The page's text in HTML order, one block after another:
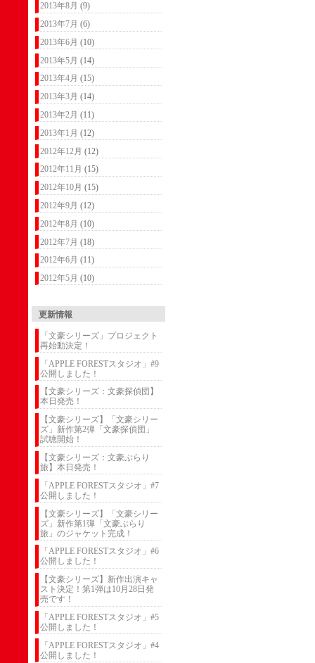
2013年8月 (9)
2013年7月 (6)
2013年6月 (10)
2013年5月 (14)
2013年4月 (15)
2013年3月 (14)
2013年2月 (11)
2013年1月 (12)
2012年12月 (12)
2012年11月 (15)
2012年10月 (15)
2012年9月 (12)
2012年8月 (10)
2012年7月 (18)
2012年6月 (11)
2012年5月 (10)
更新情報
「文豪シリーズ」プロジェクト
再始動決定！
「APPLE FORESTスタジオ」#9
公開しました！
【文豪シリーズ：文豪探偵団】
本日発売！
【文豪シリーズ】「文豪シリー
ズ」新作第2弾「文豪探偵団」
試聴開始！
【文豪シリーズ：文豪ぶらり
旅】本日発売！
「APPLE FORESTスタジオ」#7
公開しました！
【文豪シリーズ】「文豪シリー
ズ」新作第1弾「文豪ぶらり
旅」のジャケット完成！
「APPLE FORESTスタジオ」#6
公開しました！
【文豪シリーズ】新作出演キャ
スト決定！第1弾は10月28日発
売です！
「APPLE FORESTスタジオ」#5
公開しました！
「APPLE FORESTスタジオ」#4
公開しました！